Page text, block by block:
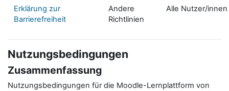
Erklärung zur
Barrierefreiheit
Andere
Richtlinien
Alle Nutzer/innen
Nutzungsbedingungen
Zusammenfassung
Nutzungsbedingungen für die Moodle-Lernplattform von